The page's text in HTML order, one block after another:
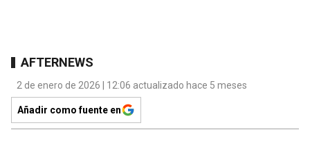
AFTERNEWS
2 de enero de 2026 | 12:06 actualizado hace 5 meses
Añadir como fuente en